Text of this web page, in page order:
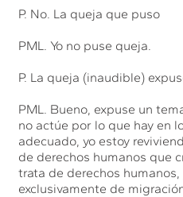
P. No. La queja que puso
PML. Yo no puse queja.
P. La queja (inaudible)
PML. Bueno, expuse un
no actúe por lo que hay en
adecuado, yo estoy
de derechos humanos que
trata de derechos
exclusivamente de